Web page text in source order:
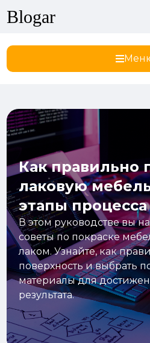
Blogar
Как правильно
лаковую
этапы процесса
В этом руководстве вы
советы по покраске
лаком. Узнайте, как
поверхность и выбрать
материалы для
результата.